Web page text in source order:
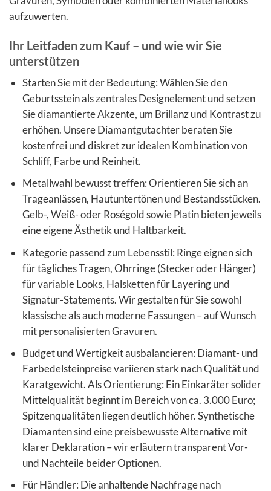
aufzuwerten.
Ihr Leitfaden zum Kauf – und wie wir Sie
unterstützen
Starten Sie mit der Bedeutung: Wählen Sie den
Geburtsstein als zentrales Designelement und setzen
Sie diamantierte Akzente, um Brillanz und Kontrast zu
erhöhen. Unsere Diamantgutachter beraten Sie
kostenfrei und diskret zur idealen Kombination von
Schliff, Farbe und Reinheit.
Metallwahl bewusst treffen: Orientieren Sie sich an
Trageanlässen, Hautuntertönen und Bestandsstücken.
Gelb-, Weiß- oder Roségold sowie Platin bieten jeweils
eine eigene Ästhetik und Haltbarkeit.
Kategorie passend zum Lebensstil: Ringe eignen sich
für tägliches Tragen, Ohrringe (Stecker oder Hänger)
für variable Looks, Halsketten für Layering und
Signatur-Statements. Wir gestalten für Sie sowohl
klassische als auch moderne Fassungen – auf Wunsch
mit personalisierten Gravuren.
Budget und Wertigkeit ausbalancieren: Diamant- und
Farbedelsteinpreise variieren stark nach Qualität und
Karatgewicht. Als Orientierung: Ein Einkaräter solider
Mittelqualität beginnt im Bereich von ca. 3.000 Euro;
Spitzenqualitäten liegen deutlich höher. Synthetische
Diamanten sind eine preisbewusste Alternative mit
klarer Deklaration – wir erläutern transparent Vor-
und Nachteile beider Optionen.
Für Händler: Die anhaltende Nachfrage nach